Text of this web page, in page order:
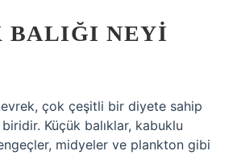
BALIĞI NEYI
çok çeşitli bir diyete sahip
Küçük balıklar, kabuklu
midyeler ve plankton gibi